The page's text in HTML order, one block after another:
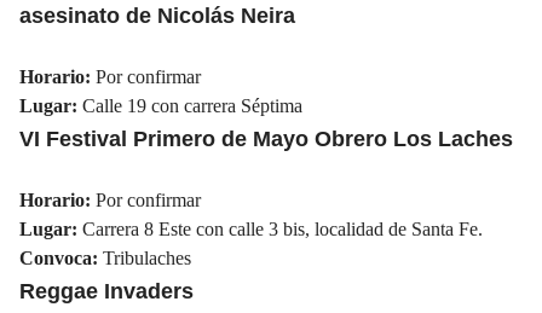
asesinato de Nicolás Neira
Horario: Por confirmar
Lugar: Calle 19 con carrera Séptima
VI Festival Primero de Mayo Obrero Los Laches
Horario: Por confirmar
Lugar: Carrera 8 Este con calle 3 bis, localidad de Santa Fe.
Convoca: Tribulaches
Reggae Invaders